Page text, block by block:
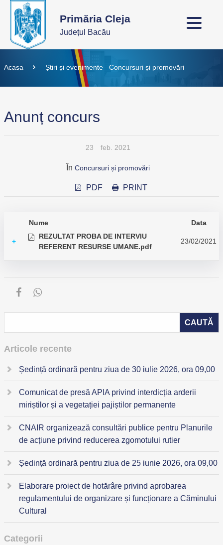
Primăria Cleja
Județul Bacău
Acasa Știri și evenimente Concursuri și promovări
Anunț concurs
23 feb. 2021
În Concursuri și promovări
PDF PRINT
Nume Data
+
REZULTAT PROBA DE INTERVIU
REFERENT RESURSE UMANE.pdf
23/02/2021
Articole recente
Ședință ordinară pentru ziua de 30 iulie 2026, ora 09,00
Comunicat de presă APIA privind interdicția arderii
miriștilor și a vegetației pajiștilor permanente
CNAIR organizează consultări publice pentru Planurile
de acțiune privind reducerea zgomotului rutier
Ședință ordinară pentru ziua de 25 iunie 2026, ora 09,00
Elaborare proiect de hotărâre privind aprobarea
regulamentului de organizare și funcționare a Căminului
Cultural
Categorii